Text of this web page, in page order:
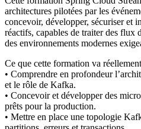
architectures pilotées par les
concevoir, développer, sécuriser et
réactifs, capables de traiter des flux
des environnements modernes
Ce que cette formation va
• Comprendre en profondeur
et le rôle de Kafka.
• Concevoir et développer des
prêts pour la production.
• Mettre en place une topologie